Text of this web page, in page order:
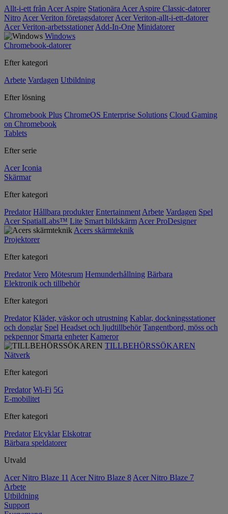
Allt-i-ett från Acer Aspire Stationära Acer Aspire Classic-datorer
Nitro Acer Veriton företagsdatorer Acer Veriton-allt-i-ett-datorer
Acer Veriton-arbetsstationer Add-In-One Minidatorer
Windows
Chromebook-datorer
Efter kategori
Arbete Vardagen Utbildning
Efter lösning
Chromebook Plus ChromeOS Enterprise Solutions Cloud Gaming
on Chromebook
Tablets
Efter serie
Acer Iconia
Skärmar
Efter kategori
Predator Hållbara produkter Entertainment Arbete Vardagen Spel
Acer SpatialLabs™ Lite Smart bildskärm Acer ProDesigner
Acers skärmteknik
Projektorer
Efter kategori
Predator Vero Mötesrum Hemunderhållning Bärbara
Elektronik och tillbehör
Efter kategori
Predator Kläder, väskor och utrustning Kablar, dockningsstationer
och donglar Spel Headset och ljudtillbehör Tangentbord, möss och
pekpennor Smarta enheter Kameror
TILLBEHÖRSSÖKAREN
Nätverk
Efter kategori
Predator Wi-Fi 5G
E-mobilitet
Efter kategori
Predator Elcyklar Elskotrar
Bärbara speldatorer
Utvald
Acer Nitro Blaze 11 Acer Nitro Blaze 8 Acer Nitro Blaze 7
Arbete
Utbildning
Support